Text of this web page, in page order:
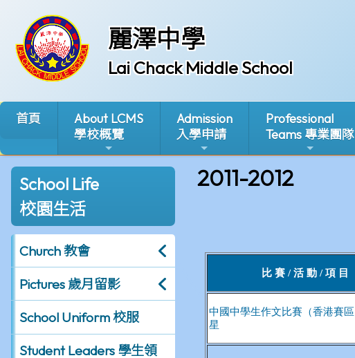
麗澤中學
Lai Chack Middle School
首頁
About LCMS
學校概覽
Admission
入學申請
Professional
Teams 專業團隊
School Life
校園生活
Church 教會
Pictures 歲月留影
School Uniform 校服
Student Leaders 學生領
2011-2012